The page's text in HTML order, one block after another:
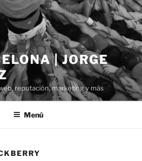
| JORGE
reputación, marketing y más
Menú